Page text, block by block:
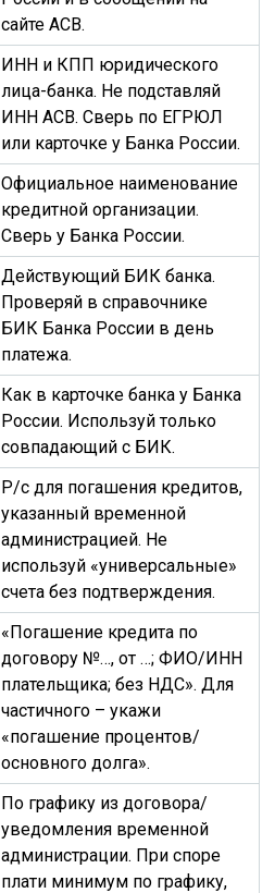
сайте АСВ.
ИНН и КПП юридического
лица-банка. Не подставляй
ИНН АСВ. Сверь по ЕГРЮЛ
или карточке у Банка России.
Официальное наименование
кредитной организации.
Сверь у Банка России.
Действующий БИК банка.
Проверяй в справочнике
БИК Банка России в день
платежа.
Как в карточке банка у Банка
России. Используй только
совпадающий с БИК.
Р/с для погашения кредитов,
указанный временной
администрацией. Не
используй «универсальные»
счета без подтверждения.
«Погашение кредита по
договору №…, от …; ФИО/ИНН
плательщика; без НДС». Для
частичного – укажи
«погашение процентов/
основного долга».
По графику из договора/
уведомления временной
администрации. При споре
плати минимум по графику,